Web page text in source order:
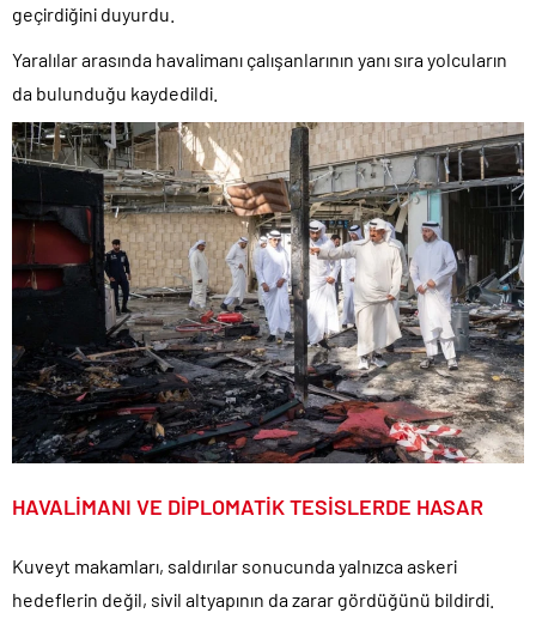
geçirdiğini duyurdu.
Yaralılar arasında havalimanı çalışanlarının yanı sıra yolcuların
da bulunduğu kaydedildi.
HAVALİMANI VE DİPLOMATİK TESİSLERDE HASAR
Kuveyt makamları, saldırılar sonucunda yalnızca askeri
hedeflerin değil, sivil altyapının da zarar gördüğünü bildirdi.